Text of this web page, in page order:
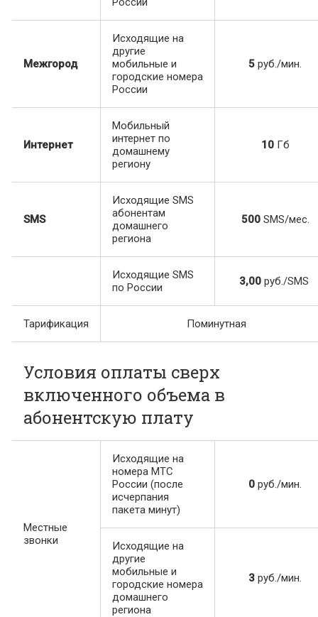
Межгород
Исходящие на
другие
мобильные и
городские номера
России
5 руб./мин.
Интернет
Мобильный
интернет по
домашнему
региону
10 Гб
SMS
Исходящие SMS
абонентам
домашнего
региона
500SMS/мес.
Исходящие SMS
по России
3,00руб./SMS
Тарификация Поминутная
Условия оплаты сверх
включенного объема в
абонентскую плату
Местные
звонки
Исходящие на
номера МТС
России (после
исчерпания
пакета минут)
0 руб./мин.
Исходящие на
другие
мобильные и
городские номера
домашнего
региона
3 руб./мин.